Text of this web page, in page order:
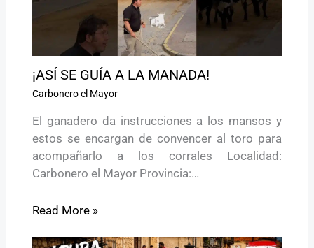
¡ASÍ SE GUÍA A LA MANADA!
Carbonero el Mayor
El ganadero da instrucciones a los mansos y
estos se encargan de convencer al toro para
acompañarlo a los corrales Localidad:
Carbonero el Mayor Provincia:…
Read More »